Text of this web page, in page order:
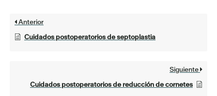
Anterior
Cuidados postoperatorios de septoplastia
Siguiente
Cuidados postoperatorios de reducción de cornetes